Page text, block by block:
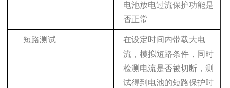
电池放电过流保护功能是
否正常
短路测试
在设定时间内带载大电
流，模拟短路条件，同时
检测电流是否被切断，测
试得到电池的短路保护时